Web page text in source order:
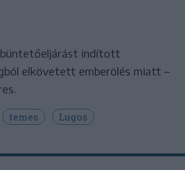
indított
elkövetett emberölés miatt –
temes Lugos